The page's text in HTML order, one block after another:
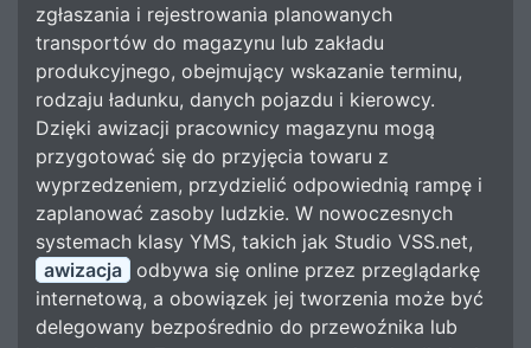
zgłaszania i rejestrowania planowanych
transportów do magazynu lub zakładu
produkcyjnego, obejmujący wskazanie terminu,
rodzaju ładunku, danych pojazdu i kierowcy.
Dzięki awizacji pracownicy magazynu mogą
przygotować się do przyjęcia towaru z
wyprzedzeniem, przydzielić odpowiednią rampę i
zaplanować zasoby ludzkie. W nowoczesnych
systemach klasy YMS, takich jak Studio VSS.net,
awizacja odbywa się online przez przeglądarkę
internetową, a obowiązek jej tworzenia może być
delegowany bezpośrednio do przewoźnika lub